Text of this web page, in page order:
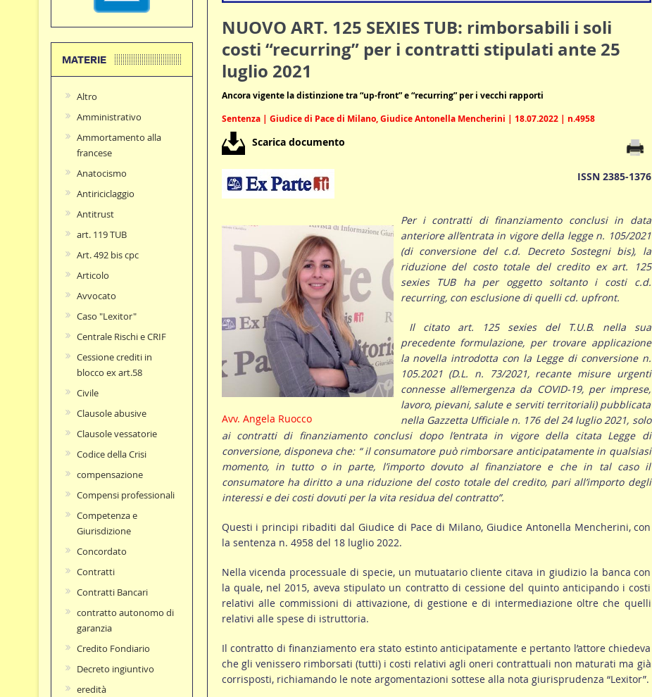
NUOVO ART. 125 SEXIES TUB: rimborsabili i soli
costi “recurring” per i contratti stipulati ante 25
luglio 2021
Ancora vigente la distinzione tra “up-front” e “recurring” per i vecchi rapporti
Sentenza | Giudice di Pace di Milano, Giudice Antonella Mencherini | 18.07.2022 | n.4958
Scarica documento
ISSN 2385-1376
Avv. Angela Ruocco
Per i contratti di finanziamento conclusi in data
anteriore all’entrata in vigore della legge n. 105/2021
(di conversione del c.d. Decreto Sostegni bis), la
riduzione del costo totale del credito ex art. 125
sexies TUB ha per oggetto soltanto i costi c.d.
recurring, con esclusione di quelli cd. upfront.
Il citato art. 125 sexies del T.U.B. nella sua
precedente formulazione, per trovare applicazione
la novella introdotta con la Legge di conversione n.
105.2021 (D.L. n. 73/2021, recante misure urgenti
connesse all’emergenza da COVID-19, per imprese,
lavoro, pievani, salute e serviti territoriali) pubblicata
nella Gazzetta Ufficiale n. 176 del 24 luglio 2021, solo
ai contratti di finanziamento conclusi dopo l’entrata in vigore della citata Legge di
conversione, disponeva che: “ il consumatore può rimborsare anticipatamente in qualsiasi
momento, in tutto o in parte, l’importo dovuto al finanziatore e che in tal caso il
consumatore ha diritto a una riduzione del costo totale del credito, pari all’importo degli
interessi e dei costidovuti per la vita residua del contratto”.
Questi i principi ribaditi dal Giudice di Pace di Milano, Giudice Antonella Mencherini, con
la sentenza n. 4958 del 18 luglio 2022.
Nella vicenda processuale di specie, un mutuatario cliente citava in giudizio la banca con
la quale, nel 2015, aveva stipulato un contratto di cessione del quinto anticipando i costi
relativi alle commissioni di attivazione, di gestione e di intermediazione oltre che quelli
relativi alle spese di istruttoria.
Il contratto di finanziamento era stato estinto anticipatamente e pertanto l’attore chiedeva
che gli venissero rimborsati (tutti) i costi relativi agli oneri contrattuali non maturati ma già
corrisposti, richiamando le note argomentazioni sottese alla nota giurisprudenza “Lexitor”.
MATERIE
Altro
Amministrativo
Ammortamento alla
francese
Anatocismo
Antiriciclaggio
Antitrust
art. 119 TUB
Art. 492 bis cpc
Articolo
Avvocato
Caso "Lexitor"
Centrale Rischi e CRIF
Cessione crediti in
blocco ex art.58
Civile
Clausole abusive
Clausole vessatorie
Codice della Crisi
compensazione
Compensi professionali
Competenza e
Giurisdizione
Concordato
Contratti
Contratti Bancari
contratto autonomo di
garanzia
Credito Fondiario
Decreto ingiuntivo
eredità